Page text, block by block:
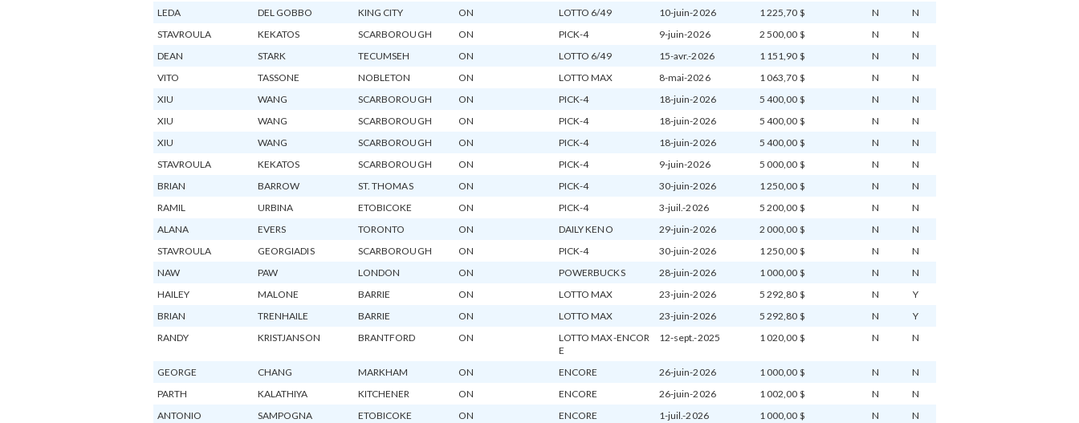
LEDA
DEL GOBBO KING CITY ON LOTTO 6/49 10-juin-2026 1 225,70 $ N
N
STAVROULA
KEKATOS SCARBOROUGH ON PICK-4 9-juin-2026 2 500,00 $ N
N
DEAN
STARK TECUMSEH ON LOTTO 6/49 15-avr.-2026 1 151,90 $ N
N
VITO
TASSONE NOBLETON ON LOTTO MAX 8-mai-2026 1 063,70 $ N
N
XIU
WANG SCARBOROUGH ON PICK-4 18-juin-2026 5 400,00 $ N
N
XIU
WANG SCARBOROUGH ON PICK-4 18-juin-2026 5 400,00 $ N
N
XIU
WANG SCARBOROUGH ON PICK-4 18-juin-2026 5 400,00 $ N
N
STAVROULA
KEKATOS SCARBOROUGH ON PICK-4 9-juin-2026 5 000,00 $ N
N
BRIAN
BARROW ST. THOMAS ON PICK-4 30-juin-2026 1 250,00 $ N
N
RAMIL
URBINA ETOBICOKE ON PICK-4 3-juil.-2026 5 200,00 $ N
N
ALANA
EVERS TORONTO ON DAILY KENO 29-juin-2026 2 000,00 $ N
N
STAVROULA
GEORGIADIS SCARBOROUGH ON PICK-4 30-juin-2026 1 250,00 $ N
N
NAW
PAW LONDON ON POWERBUCKS 28-juin-2026 1 000,00 $ N
N
HAILEY
MALONE BARRIE ON LOTTO MAX 23-juin-2026 5 292,80 $ N
Y
BRIAN
TRENHAILE BARRIE ON LOTTO MAX 23-juin-2026 5 292,80 $ N
Y
RANDY
KRISTJANSON BRANTFORD ON
LOTTO MAX-ENCOR
E
12-sept.-2025 1 020,00 $ N N
GEORGE CHANG MARKHAM ON ENCORE 26-juin-2026 1 000,00 $ N
N
PARTH
KALATHIYA KITCHENER ON ENCORE 26-juin-2026 1 002,00 $ N
N
ANTONIO
SAMPOGNA ETOBICOKE ON ENCORE 1-juil.-2026 1 000,00 $ N
N